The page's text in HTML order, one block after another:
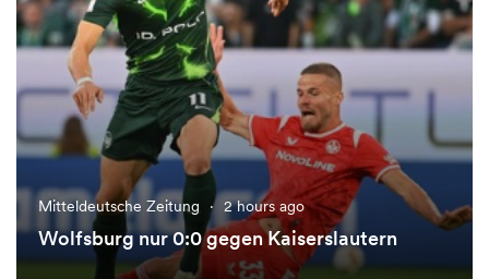
Mitteldeutsche Zeitung · 2 hours ago
Wolfsburg nur 0:0 gegen Kaiserslautern